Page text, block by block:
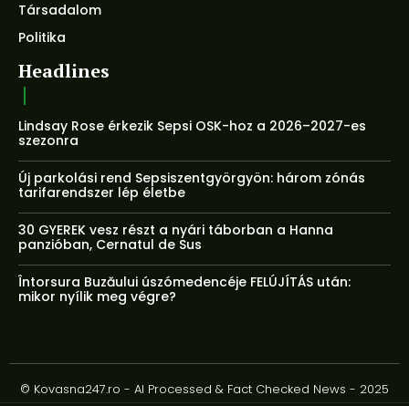
Társadalom
Politika
Headlines
Lindsay Rose érkezik Sepsi OSK-hoz a 2026–2027-es
szezonra
Új parkolási rend Sepsiszentgyörgyön: három zónás
tarifarendszer lép életbe
30 GYEREK vesz részt a nyári táborban a Hanna
panzióban, Cernatul de Sus
Întorsura Buzăului úszómedencéje FELÚJÍTÁS után:
mikor nyílik meg végre?
© Kovasna247.ro - AI Processed & Fact Checked News - 2025